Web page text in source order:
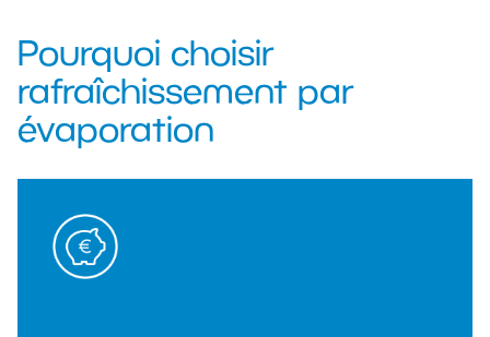
Pourquoi choisir
rafraîchissement par
évaporation